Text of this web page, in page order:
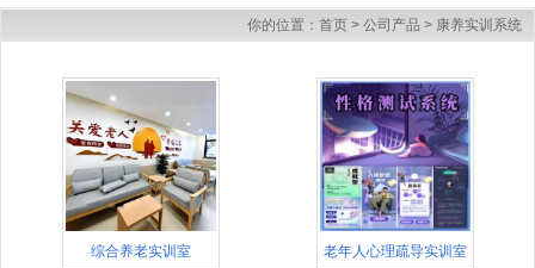
你的位置： 首页 > 公司产品 > 康养实训系统
综合养老实训室 老年人心理疏导实训室